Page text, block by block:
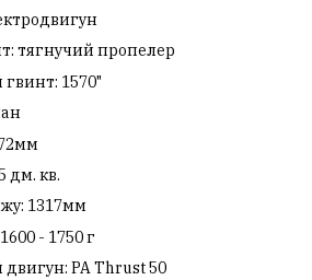
тягнучий пропелер
1570"
дм. кв.
1317мм
- 1750 г
PA Thrust 50